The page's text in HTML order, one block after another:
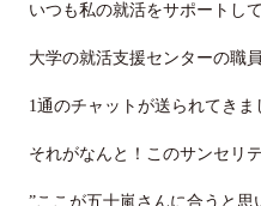
いつも私の就活をサポートし
大学の就活支援センターの職
1通のチャットが送られてきま
それがなんと！このサンセリ
”ここが五十嵐さんに合うと思